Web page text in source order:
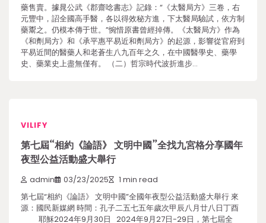
藥售賣。據晁公武《郡齋唸書志》記錄：“《太醫局方》三卷，右
元豐中，詔全國高手醫，各以得效秘方進，下太醫局驗試，依方制
藥鬻之。仍模本傳于世。”惋惜原書曾經掉傳。《太醫局方》作為
《和劑局方》和《承平惠平易近和劑局方》的起源，影響從官府到
平易近間的醫藥人和老蒼生八九百年之久，在中國醫學史、藥學
史、藥業史上盡無僅有。 （二）哲宗時代波折進步…
VILIFY
第七屆“相約《論語》 文明中國”全找九宮格分享國年
夜型公益活動盛大舉行
admin 03/23/2025 1 min read
第七屆“相約《論語》 文明中國”全國年夜型公益活動盛大舉行 來
源：國民新媒網 時間：孔子二五七五年歲次甲辰八月廿八日丁酉
耶穌2024年9月30日 2024年9月27日-29日，第七屆全